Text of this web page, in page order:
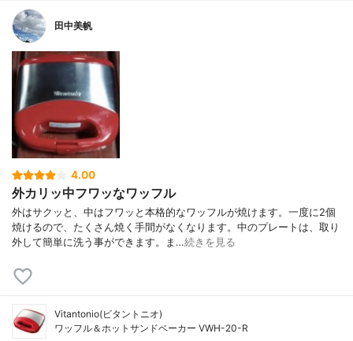
田中美帆
4.00
外カリッ中フワッなワッフル
外はサクッと、中はフワッと本格的なワッフルが焼けます。一度に2個
焼けるので、たくさん焼く手間がなくなります。中のプレートは、取り
外して簡単に洗う事ができます。ま…続きを見る
Vitantonio(ビタントニオ)
ワッフル＆ホットサンドベーカー VWH-20-R